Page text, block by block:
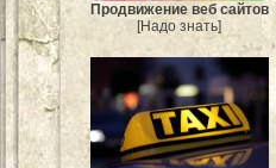
Продвижение веб сайтов
[Надо знать]